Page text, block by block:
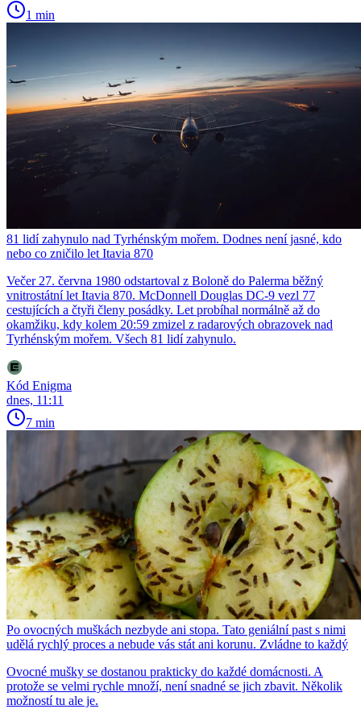
1 min
81 lidí zahynulo nad Tyrhénským mořem. Dodnes není jasné, kdo
nebo co zničilo let Itavia 870
Večer 27. června 1980 odstartoval z Boloně do Palerma běžný
vnitrostátní let Itavia 870. McDonnell Douglas DC-9 vezl 77
cestujících a čtyři členy posádky. Let probíhal normálně až do
okamžiku, kdy kolem 20:59 zmizel z radarových obrazovek nad
Tyrhénským mořem. Všech 81 lidí zahynulo.
Kód Enigma
dnes, 11:11
7 min
Po ovocných muškách nezbyde ani stopa. Tato geniální past s nimi
udělá rychlý proces a nebude vás stát ani korunu. Zvládne to každý
Ovocné mušky se dostanou prakticky do každé domácnosti. A
protože se velmi rychle množí, není snadné se jich zbavit. Několik
možností tu ale je.